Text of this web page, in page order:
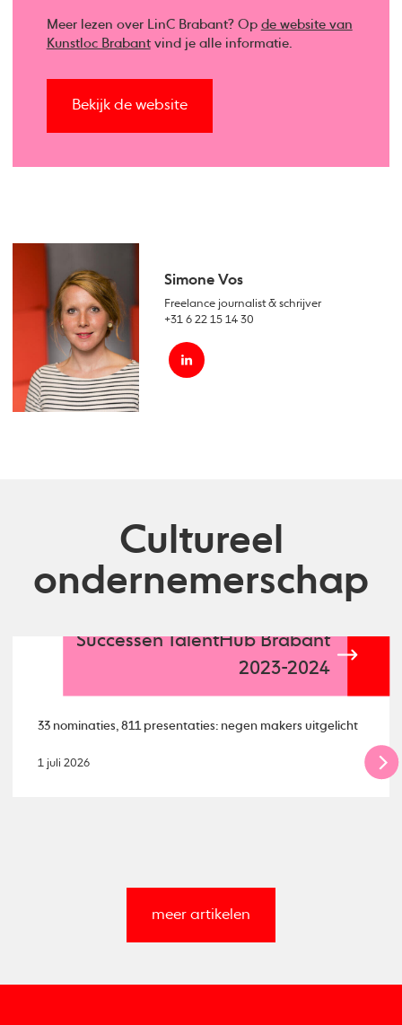
Meer lezen over LinC Brabant? Op de website van
Kunstloc Brabantvind je alle informatie.
Bekijk de website
Simone Vos
Freelance journalist & schrijver
+31 6 22 15 14 30
Cultureel
ondernemerschap
Successen TalentHub Brabant
2023-2024
33 nominaties, 811 presentaties: negen makers uitgelicht
1 juli 2026
meer artikelen